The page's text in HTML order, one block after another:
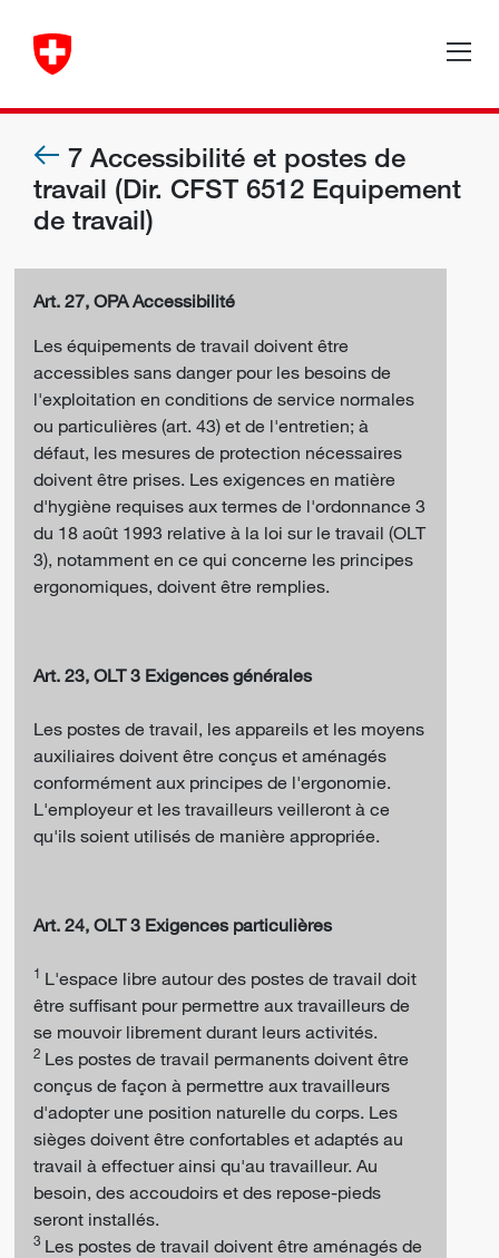
7 Accessibilité et postes de
travail (Dir. CFST 6512 Equipement
de travail)
Art. 27, OPA Accessibilité
Les équipements de travail doivent être
accessibles sans danger pour les besoins de
l'exploitation en conditions de service normales
ou particulières (art. 43) et de l'entretien; à
défaut, les mesures de protection nécessaires
doivent être prises. Les exigences en matière
d'hygiène requises aux termes de l'ordonnance 3
du 18 août 1993 relative à la loi sur le travail (OLT
3), notamment en ce qui concerne les principes
ergonomiques, doivent être remplies.
Art. 23, OLT 3 Exigences générales
Les postes de travail, les appareils et les moyens
auxiliaires doivent être conçus et aménagés
conformément aux principes de l'ergonomie.
L'employeur et les travailleurs veilleront à ce
qu'ils soient utilisés de manière appropriée.
Art. 24, OLT 3 Exigences particulières
1 L'espace libre autour des postes de travail doit
être suffisant pour permettre aux travailleurs de
se mouvoir librement durant leurs activités.
2 Les postes de travail permanents doivent être
conçus de façon à permettre aux travailleurs
d'adopter une position naturelle du corps. Les
sièges doivent être confortables et adaptés au
travail à effectuer ainsi qu'au travailleur. Au
besoin, des accoudoirs et des repose-pieds
seront installés.
3 Les postes de travail doivent être aménagés de